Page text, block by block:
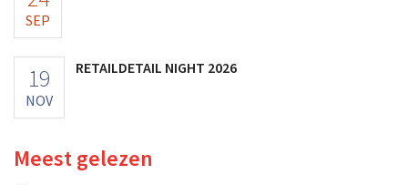
SEP
19
NOV
RETAILDETAIL NIGHT 2026
Meest gelezen